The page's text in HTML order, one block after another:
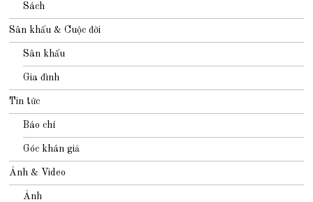
Sách
Sân khấu & Cuộc đời
Sân khấu
Gia đình
Tin tức
Báo chí
Góc khán giả
Ảnh & Video
Ảnh